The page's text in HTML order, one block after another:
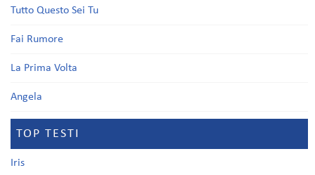
Tutto Questo Sei Tu
Fai Rumore
La Prima Volta
Angela
TOP TESTI
Iris